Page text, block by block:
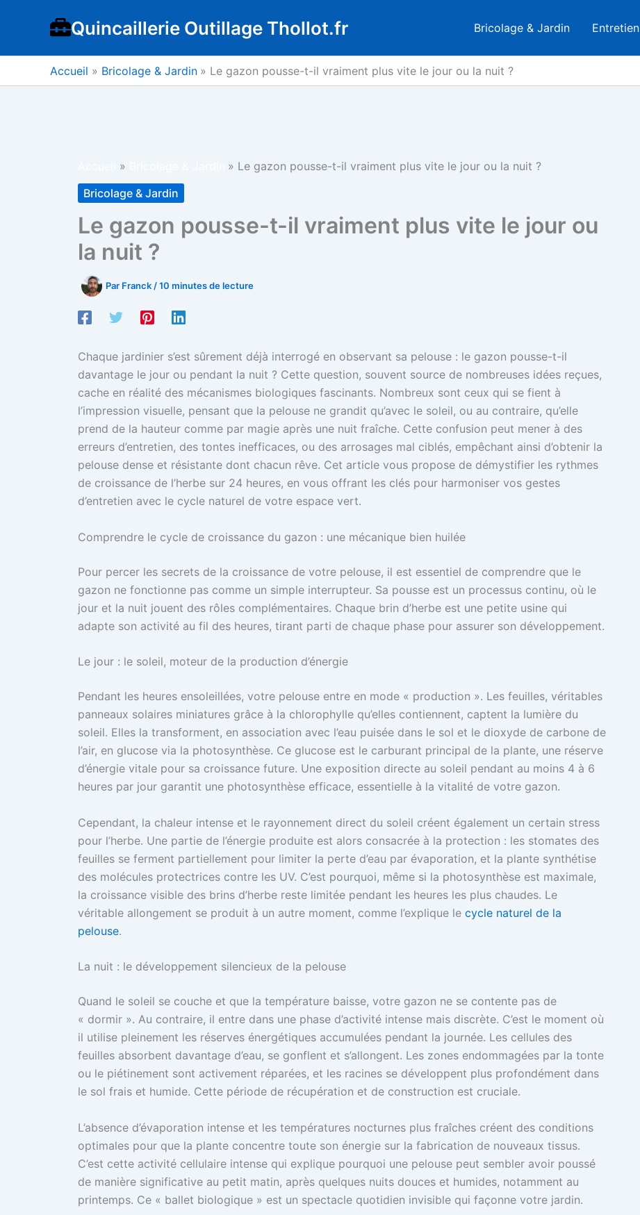
Quincaillerie Outillage Thollot.fr Bricolage & Jardin Entretien
Accueil Bricolage & Jardin Le gazon pousse-t-il vraiment plus vite le jour ou la nuit ?
Le gazon pousse-t-il vraiment plus vite le jour ou la nuit ?
Bricolage & Jardin
Le gazon pousse-t-il vraiment plus vite le jour ou
la nuit ?
Par Franck /10 minutes de lecture
Chaque jardinier s’est sûrement déjà interrogé en observant sa pelouse : le gazon pousse-t-il
davantage le jour ou pendant la nuit ? Cette question, souvent source de nombreuses idées reçues,
cache en réalité des mécanismes biologiques fascinants. Nombreux sont ceux qui se fient à
l’impression visuelle, pensant que la pelouse ne grandit qu’avec le soleil, ou au contraire, qu’elle
prend de la hauteur comme par magie après une nuit fraîche. Cette confusion peut mener à des
erreurs d’entretien, des tontes inefficaces, ou des arrosages mal ciblés, empêchant ainsi d’obtenir la
pelouse dense et résistante dont chacun rêve. Cet article vous propose de démystifier les rythmes
de croissance de l’herbe sur 24 heures, en vous offrant les clés pour harmoniser vos gestes
d’entretien avec le cycle naturel de votre espace vert.
Comprendre le cycle de croissance du gazon : une mécanique bien huilée
Pour percer les secrets de la croissance de votre pelouse, il est essentiel de comprendre que le
gazon ne fonctionne pas comme un simple interrupteur. Sa pousse est un processus continu, où le
jour et la nuit jouent des rôles complémentaires. Chaque brin d’herbe est une petite usine qui
adapte son activité au fil des heures, tirant parti de chaque phase pour assurer son développement.
Le jour : le soleil, moteur de la production d’énergie
Pendant les heures ensoleillées, votre pelouse entre en mode « production ». Les feuilles, véritables
panneaux solaires miniatures grâce à la chlorophylle qu’elles contiennent, captent la lumière du
soleil. Elles la transforment, en association avec l’eau puisée dans le sol et le dioxyde de carbone de
l’air, en glucose via la photosynthèse. Ce glucose est le carburant principal de la plante, une réserve
d’énergie vitale pour sa croissance future. Une exposition directe au soleil pendant au moins 4 à 6
heures par jour garantit une photosynthèse efficace, essentielle à la vitalité de votre gazon.
Cependant, la chaleur intense et le rayonnement direct du soleil créent également un certain stress
pour l’herbe. Une partie de l’énergie produite est alors consacrée à la protection : les stomates des
feuilles se ferment partiellement pour limiter la perte d’eau par évaporation, et la plante synthétise
des molécules protectrices contre les UV. C’est pourquoi, même si la photosynthèse est maximale,
la croissance visible des brins d’herbe reste limitée pendant les heures les plus chaudes. Le
véritable allongement se produit à un autre moment, comme l’explique le cycle naturel de la
pelouse.
La nuit : le développement silencieux de la pelouse
Quand le soleil se couche et que la température baisse, votre gazon ne se contente pas de
« dormir ». Au contraire, il entre dans une phase d’activité intense mais discrète. C’est le moment où
il utilise pleinement les réserves énergétiques accumulées pendant la journée. Les cellules des
feuilles absorbent davantage d’eau, se gonflent et s’allongent. Les zones endommagées par la tonte
ou le piétinement sont activement réparées, et les racines se développent plus profondément dans
le sol frais et humide. Cette période de récupération et de construction est cruciale.
L’absence d’évaporation intense et les températures nocturnes plus fraîches créent des conditions
optimales pour que la plante concentre toute son énergie sur la fabrication de nouveaux tissus.
C’est cette activité cellulaire intense qui explique pourquoi une pelouse peut sembler avoir poussé
de manière significative au petit matin, après quelques nuits douces et humides, notamment au
printemps. Ce « ballet biologique » est un spectacle quotidien invisible qui façonne votre jardin.